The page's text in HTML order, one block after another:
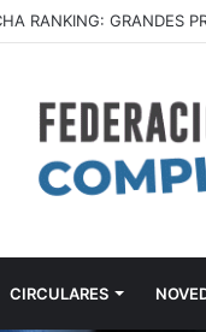
CIRCULARES